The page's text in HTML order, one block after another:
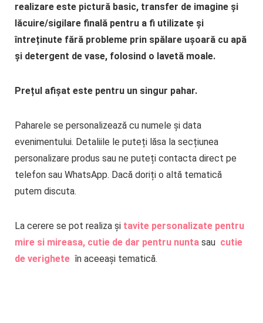
realizare este picturăbasic, transfer de imagine și
lăcuire/sigilare finală pentru a fi utilizate și
întreținute fără probleme prin spălare ușoară cu apă
și detergent de vase, folosind o lavetă moale.
Prețul afișat este pentru un singur pahar.
Paharele se personalizează cu numele și data
evenimentului. Detaliile le puteți lăsa la secțiunea
personalizare produs sau ne puteți contacta direct pe
telefon sau WhatsApp. Dacă doriți o altă tematică
putem discuta.
La cerere se pot realiza și tavite personalizate pentru
mire si mireasa, cutie de dar pentru nuntasau cutie
de verighete în aceeași tematică.